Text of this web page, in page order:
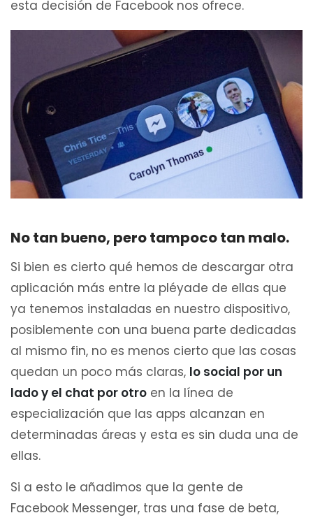
esta decisión de Facebook nos ofrece.
No tan bueno, pero tampoco tan malo.
Si bien es cierto qué hemos de descargar otra
aplicación más entre la pléyade de ellas que
ya tenemos instaladas en nuestro dispositivo,
posiblemente con una buena parte dedicadas
al mismo fin, no es menos cierto que las cosas
quedan un poco más claras, lo social por un
lado y el chat por otro en la línea de
especialización que las apps alcanzan en
determinadas áreas y esta es sin duda una de
ellas.
Si a esto le añadimos que la gente de
Facebook Messenger, tras una fase de beta,